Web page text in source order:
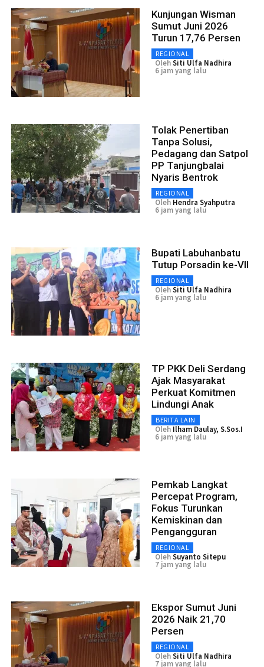
Kunjungan Wisman
Sumut Juni 2026
Turun 17,76 Persen
REGIONAL
OlehSiti Ulfa Nadhira
6 jam yang lalu
Tolak Penertiban
Tanpa Solusi,
Pedagang dan Satpol
PP Tanjungbalai
Nyaris Bentrok
REGIONAL
Oleh Hendra Syahputra
6 jam yang lalu
Bupati Labuhanbatu
Tutup Porsadin ke-VII
REGIONAL
OlehSiti Ulfa Nadhira
6 jam yang lalu
TP PKK Deli Serdang
Ajak Masyarakat
Perkuat Komitmen
Lindungi Anak
BERITA LAIN
Oleh Ilham Daulay, S.Sos.I
6 jam yang lalu
Pemkab Langkat
Percepat Program,
Fokus Turunkan
Kemiskinan dan
Pengangguran
REGIONAL
OlehSuyanto Sitepu
7 jam yang lalu
Ekspor Sumut Juni
2026 Naik 21,70
Persen
REGIONAL
OlehSiti Ulfa Nadhira
7 jam yang lalu